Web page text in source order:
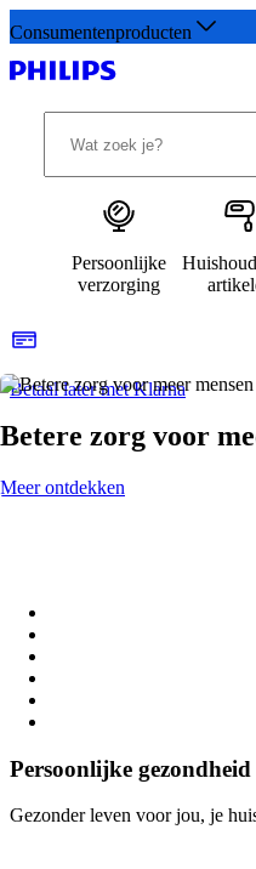
Consumentenproducten
Persoonlijke
verzorging
Betaal later met Klarna
Betere zorg voor
Meer ontdekken
Persoonlijke gezondheid
Gezonder leven voor jou, je